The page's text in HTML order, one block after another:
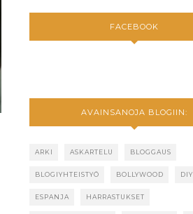
FACEBOOK
AVAINSANOJA BLOGIIN:
ARKI ASKARTELU BLOGGAUS
BLOGIYHTEISTYÖ BOLLYWOOD DIY
ESPANJA HARRASTUKSET